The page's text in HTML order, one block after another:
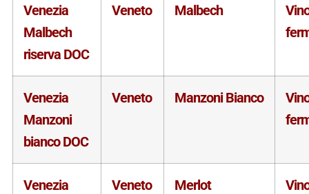
Venezia
Malbech
riserva DOC
Veneto Malbech
Venezia
Manzoni
bianco DOC
Veneto Manzoni Bianco
Venezia
Veneto Merlot